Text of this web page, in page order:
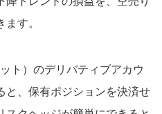
す。
ト）のデリバティブアカウ
と、保有ポジションを決済せ